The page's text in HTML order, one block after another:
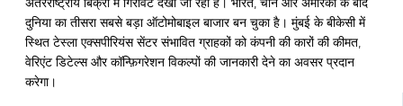
दुनिया का तीसरा सबसे बड़ा ऑटोमोबाइल बाजार बन चुका है। मुंबई के बीकेसी में
स्थित टेस्ला एक्सपीरियंस सेंटर संभावित ग्राहकों को कंपनी की कारों की कीमत,
वेरिएंट डिटेल्स और कॉन्फ़िगरेशन विकल्पों की जानकारी देने का अवसर प्रदान
करेगा।